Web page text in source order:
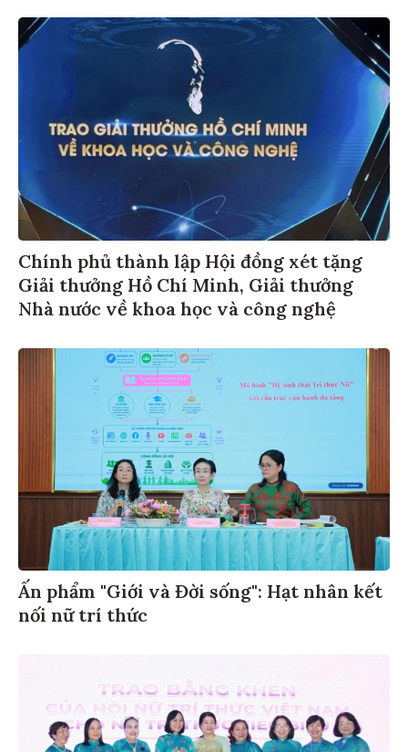
Chính phủ thành lập Hội đồng xét tặng
Giải thưởng Hồ Chí Minh, Giải thưởng
Nhà nước về khoa học và công nghệ
Ấn phẩm "Giới và Đời sống": Hạt nhân kết
nối nữ trí thức